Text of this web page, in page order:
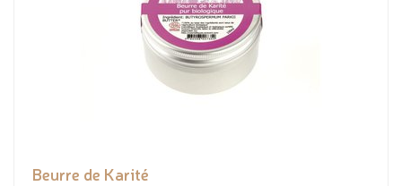
Beurre de Karité